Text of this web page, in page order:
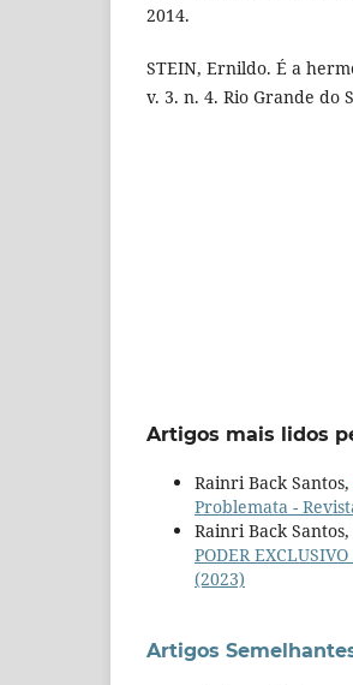
2014.
STEIN, Ernildo. É a
v. 3. n. 4. Rio Grande do
Artigos mais lidos
Rainri Back Santos,
Problemata -
Rainri Back
PODER
(2023)
Artigos